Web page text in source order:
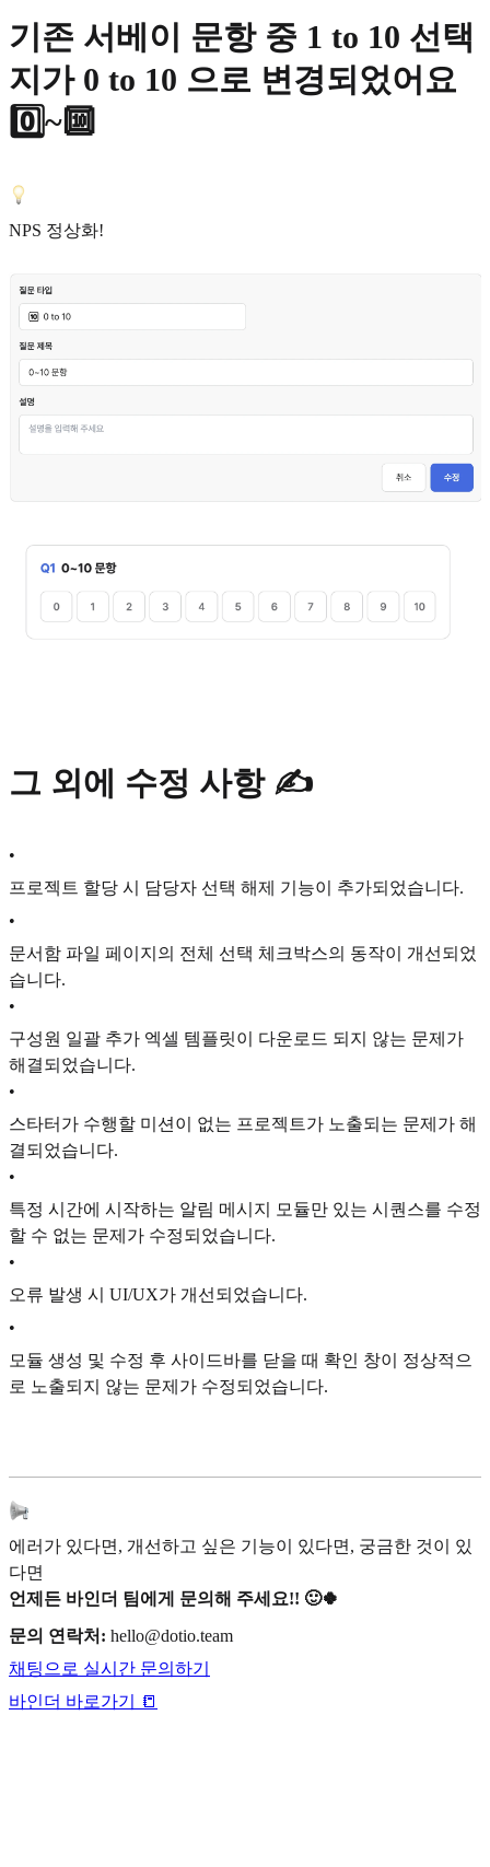
기존 서베이 문항 중 1 to 10 선택
지가 0 to 10 으로 변경되었어요
0️⃣~🔟
NPS 정상화!
그 외에 수정 사항 ✍️
•
프로젝트 할당 시 담당자 선택 해제 기능이 추가되었습니다.
•
문서함 파일 페이지의 전체 선택 체크박스의 동작이 개선되었
습니다.
•
구성원 일괄 추가 엑셀 템플릿이 다운로드 되지 않는 문제가
해결되었습니다.
•
스타터가 수행할 미션이 없는 프로젝트가 노출되는 문제가 해
결되었습니다.
•
특정 시간에 시작하는 알림 메시지 모듈만 있는 시퀀스를 수정
할 수 없는 문제가 수정되었습니다.
•
오류 발생 시 UI/UX가 개선되었습니다.
•
모듈 생성 및 수정 후 사이드바를 닫을 때 확인 창이 정상적으
로 노출되지 않는 문제가 수정되었습니다.
에러가 있다면, 개선하고 싶은 기능이 있다면, 궁금한 것이 있
다면
언제든 바인더 팀에게 문의해 주세요!! 🙂🍀
문의 연락처: hello@dotio.team
채팅으로 실시간 문의하기
바인더 바로가기 📒